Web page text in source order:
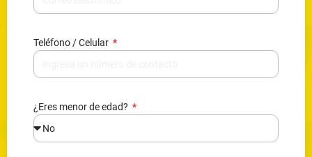
Teléfono / Celular
¿Eres menor de edad?